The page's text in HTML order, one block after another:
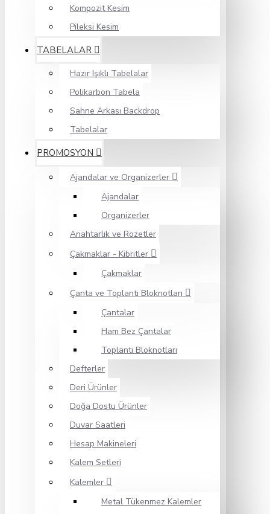
Kompozit Kesim
Pileksi Kesim
TABELALAR
Hazır Işıklı Tabelalar
Polikarbon Tabela
Sahne Arkası Backdrop
Tabelalar
PROMOSYON
Ajandalar ve Organizerler
Ajandalar
Organizerler
Anahtarlık ve Rozetler
Çakmaklar - Kibritler
Çakmaklar
Çanta ve Toplantı Bloknotları
Çantalar
Ham Bez Çantalar
Toplantı Bloknotları
Defterler
Deri Ürünler
Doğa Dostu Ürünler
Duvar Saatleri
Hesap Makineleri
Kalem Setleri
Kalemler
Metal Tükenmez Kalemler